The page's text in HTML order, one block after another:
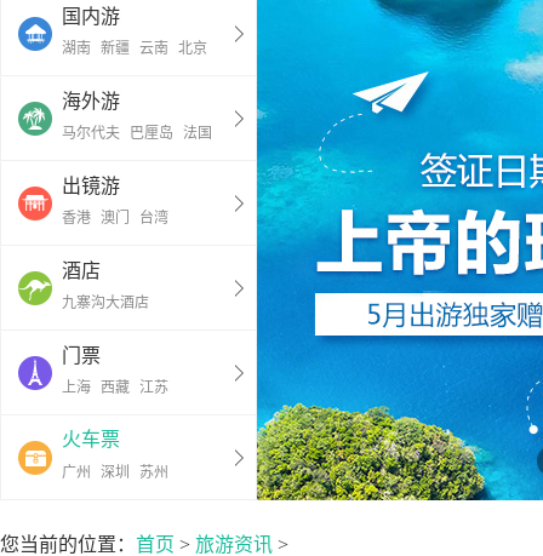
国内游
湖南 新疆 云南 北京
海外游
马尔代夫 巴厘岛 法国
出镜游
香港 澳门 台湾
酒店
九寨沟大酒店
门票
上海 西藏 江苏
火车票
广州 深圳 苏州
您当前的位置： 首页 > 旅游资讯 >